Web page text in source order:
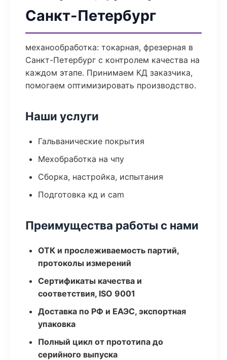
Санкт-Петербург
механообработка: токарная, фрезерная в
Санкт-Петербург с контролем качества на
каждом этапе. Принимаем КД заказчика,
помогаем оптимизировать производство.
Наши услуги
Гальванические покрытия
Мехобработка на чпу
Сборка, настройка, испытания
Подготовка кд и cam
Преимущества работы с нами
ОТК и прослеживаемость партий,
протоколы измерений
Сертификаты качества и
соответствия, ISO 9001
Доставка по РФ и ЕАЭС, экспортная
упаковка
Полный цикл от прототипа до
серийного выпуска